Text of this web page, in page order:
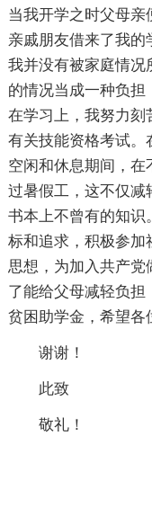
当我开学之时父母亲
亲戚朋友借来了我的
我并没有被家庭情况
的情况当成一种负担
在学习上，我努力刻
有关技能资格考试。
空闲和休息期间，
过暑假工，这不仅减
书本上不曾有的知识
标和追求，积极参加
思想，为加入共产党
了能给父母减轻负
贫困助学金，希望各
谢谢！
此致
敬礼！